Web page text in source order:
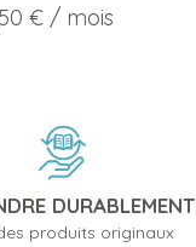
€/ mois
DURABLEMENT
produits originaux